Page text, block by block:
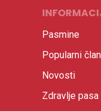
Pasmine
Popularni
Novosti
Zdravlje pasa